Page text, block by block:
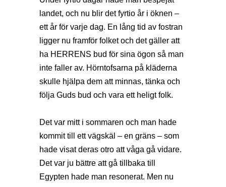
landet, och nu blir det fyrtio år i öknen –
ett år för varje dag. En lång tid av fostran
ligger nu framför folket och det gäller att
ha HERRENS bud för sina ögon så man
inte faller av. Hörntofsarna på kläderna
skulle hjälpa dem att minnas, tänka och
följa Guds bud och vara ett heligt folk.
Det var mitt i sommaren och man hade
kommit till ett vägskäl – en gräns – som
hade visat deras otro att våga gå vidare.
Det var ju bättre att gå tillbaka till
Egypten hade man resonerat. Men nu